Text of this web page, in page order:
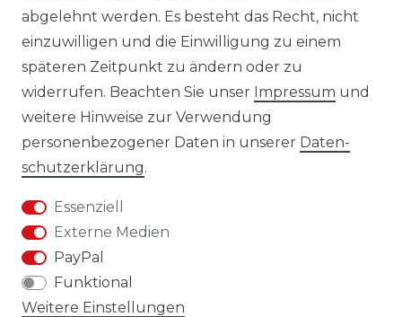
AGB
KONTAKT
REUTEWEG 2/1, 73035 GÖPPINGEN
E-MAIL: INFO@BS-HANDEL.DE
abgelehnt werden. Es besteht das Recht, nicht
einzuwilligen und die Einwilligung zu einem
späteren Zeitpunkt zu ändern oder zu
widerrufen. Beachten Sie unser Impressum und
weitere Hinweise zur Verwendung
personenbezogener Daten in unserer Daten­
schutz­erklärung.
Essenziell
Externe Medien
PayPal
Funktional
Weitere Einstellungen